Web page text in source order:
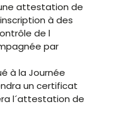
attestation de
à des
de l
par
à la Journée
un certificat
l´attestation de